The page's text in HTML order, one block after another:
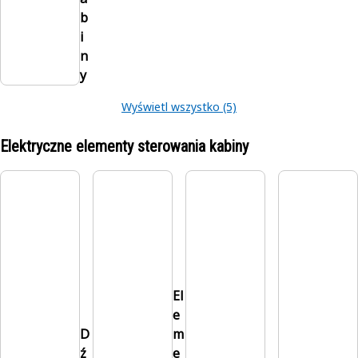
b
i
n
y
Wyświetl wszystko (5)
Elektryczne elementy sterowania kabiny
D
ź
El
e
m
e